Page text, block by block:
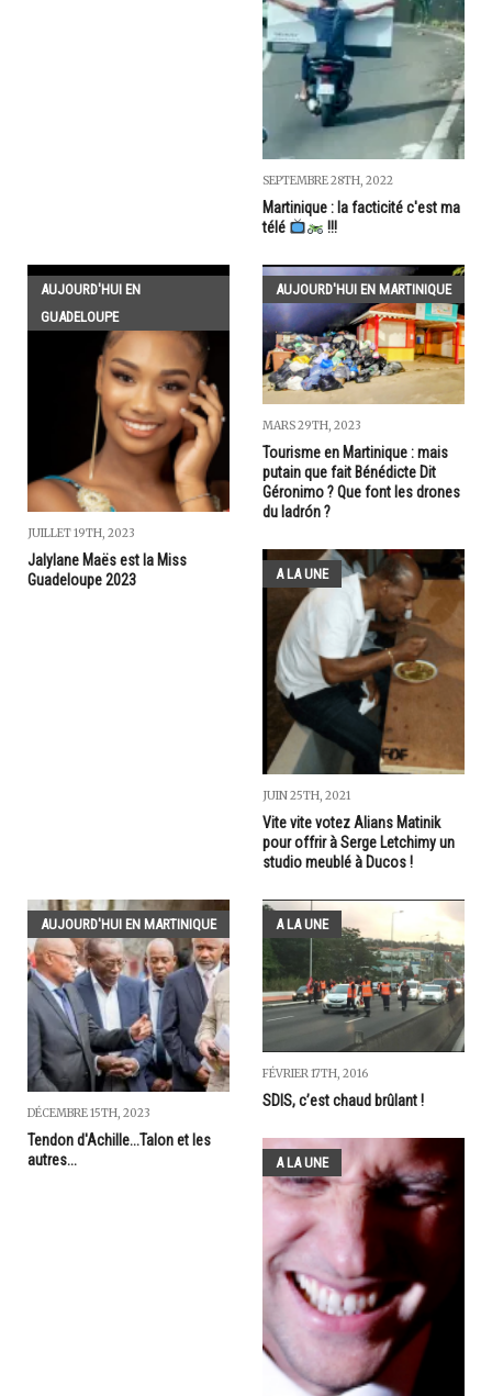
SEPTEMBRE 28TH, 2022
Martinique : la facticité c'est ma
télé
!!!
AUJOURD'HUI EN
GUADELOUPE
JUILLET 19TH, 2023
Jalylane Maës est la Miss
Guadeloupe 2023
AUJOURD'HUI EN MARTINIQUE
MARS 29TH, 2023
Tourisme en Martinique : mais
putain que fait Bénédicte Dit
Géronimo ? Que font les drones
du ladrón ?
A LA UNE
JUIN 25TH, 2021
Vite vite votez Alians Matinik
pour offrir à Serge Letchimy un
studio meublé à Ducos !
AUJOURD'HUI EN MARTINIQUE
DÉCEMBRE 15TH, 2023
Tendon d'Achille...Talon et les
autres...
A LA UNE
FÉVRIER 17TH, 2016
SDIS, c’est chaud brûlant !
A LA UNE